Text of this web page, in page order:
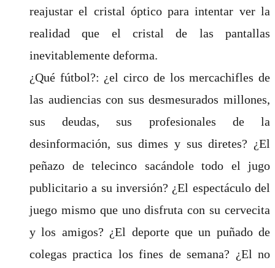
reajustar el cristal óptico para intentar ver la
realidad que el cristal de las pantallas
inevitablemente deforma.
¿Qué fútbol?: ¿el circo de los mercachifles de
las audiencias con sus desmesurados millones,
sus deudas, sus profesionales de la
desinformación, sus dimes y sus diretes? ¿El
peñazo de telecinco sacándole todo el jugo
publicitario a su inversión? ¿El espectáculo del
juego mismo que uno disfruta con su cervecita
y los amigos? ¿El deporte que un puñado de
colegas practica los fines de semana? ¿El no